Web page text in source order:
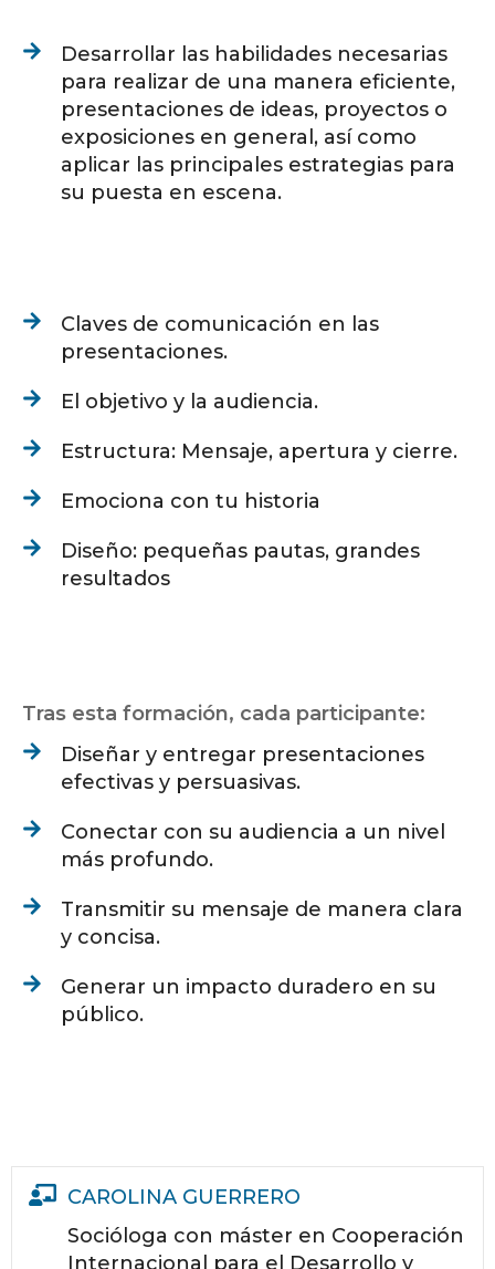
Desarrollar las habilidades necesarias
para realizar de una manera eficiente,
presentaciones de ideas, proyectos o
exposiciones en general, así como
aplicar las principales estrategias para
su puesta en escena.
Claves de comunicación en las
presentaciones.
El objetivo y la audiencia.
Estructura: Mensaje, apertura y cierre.
Emociona con tu historia
Diseño: pequeñas pautas, grandes
resultados
Tras esta formación, cada participante:
Diseñar y entregar presentaciones
efectivas y persuasivas.
Conectar con su audiencia a un nivel
más profundo.
Transmitir su mensaje de manera clara
y concisa.
Generar un impacto duradero en su
público.
CAROLINA GUERRERO
Socióloga con máster en Cooperación
Internacional para el Desarrollo y